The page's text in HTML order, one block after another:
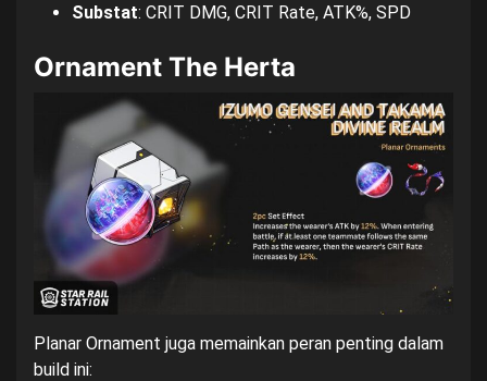
Substat: CRIT DMG, CRIT Rate, ATK%, SPD
Ornament The Herta
Planar Ornament juga memainkan peran penting dalam
build ini: